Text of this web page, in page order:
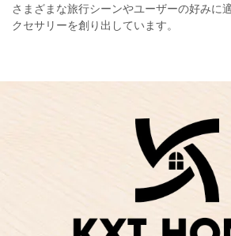
さまざまな旅行シーンやユーザーの好みに
クセサリーを創り出しています。